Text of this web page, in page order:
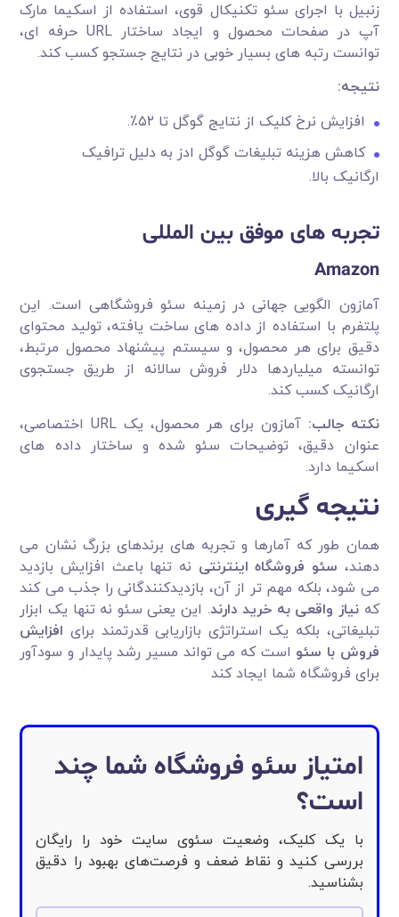
زنبیل با اجرای سئو تکنیکال قوی، استفاده از اسکیما مارک
آپ در صفحات محصول و ایجاد ساختار URL حرفه ای،
توانست رتبه های بسیار خوبی در نتایج جستجو کسب کند.
نتیجه:
افزایش نرخ کلیک از نتایج گوگل تا ۵۲٪.
کاهش هزینه تبلیغات گوگل ادز به دلیل ترافیک
ارگانیک بالا.
تجربه های موفق بین المللی
Amazon
آمازون الگویی جهانی در زمینه سئو فروشگاهی است. این
پلتفرم با استفاده از داده های ساخت یافته، تولید محتوای
دقیق برای هر محصول، و سیستم پیشنهاد محصول مرتبط،
توانسته میلیاردها دلار فروش سالانه از طریق جستجوی
ارگانیک کسب کند.
نکته جالب:
آمازون برای هر محصول، یک URL اختصاصی،
عنوان دقیق، توضیحات سئو شده و ساختار داده های
اسکیما دارد.
نتیجه گیری
همان طور که آمارها و تجربه های برندهای بزرگ نشان می
دهند، سئو فروشگاه اینترنتی نه تنها باعث افزایش بازدید
می شود، بلکه مهم تر از آن، بازدیدکنندگانی را جذب می کند
که نیاز واقعی به خرید دارند. این یعنی سئو نه تنها یک ابزار
تبلیغاتی، بلکه یک استراتژی بازاریابی قدرتمند برای افزایش
فروش با سئو است که می تواند مسیر رشد پایدار و سودآور
برای فروشگاه شما ایجاد کند
امتیاز سئو فروشگاه شما چند
است؟
با یک کلیک، وضعیت سئوی سایت خود را رایگان
بررسی کنید و نقاط ضعف و فرصت‌های بهبود را دقیق
بشناسید.